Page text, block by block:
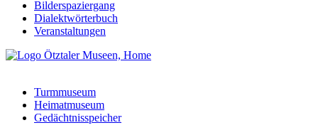
Bilderspaziergang
Dialektwörterbuch
Veranstaltungen
Turmmuseum
Heimatmuseum
Gedächtnisspeicher